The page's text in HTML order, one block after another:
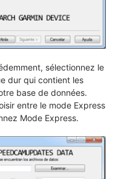
sélectionnez le
dur qui contient les
base de données.
entre le mode Express
Mode Express.